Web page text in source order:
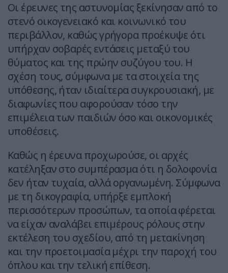
Οι έρευνες της αστυνομίας ξεκίνησαν από το
στενό οικογενειακό και κοινωνικό του
περιβάλλον, καθώς γρήγορα προέκυψε ότι
υπήρχαν σοβαρές εντάσεις μεταξύ του
θύματος και της πρώην συζύγου του. Η
σχέση τους, σύμφωνα με τα στοιχεία της
υπόθεσης, ήταν ιδιαίτερα συγκρουσιακή, με
διαφωνίες που αφορούσαν τόσο την
επιμέλεια των παιδιών όσο και οικονομικές
υποθέσεις.
Καθώς η έρευνα προχωρούσε, οι αρχές
κατέληξαν στο συμπέρασμα ότι η δολοφονία
δεν ήταν τυχαία, αλλά οργανωμένη. Σύμφωνα
με τη δικογραφία, υπήρξε εμπλοκή
περισσότερων προσώπων, τα οποία φέρεται
να είχαν αναλάβει επιμέρους ρόλους στην
εκτέλεση του σχεδίου, από τη μετακίνηση
και την προετοιμασία μέχρι την παροχή του
όπλου και την τελική επίθεση.